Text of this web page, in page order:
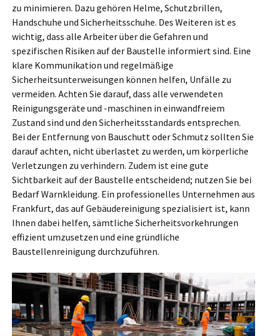
zu minimieren. Dazu gehören Helme, Schutzbrillen,
Handschuhe und Sicherheitsschuhe. Des Weiteren ist es
wichtig, dass alle Arbeiter über die Gefahren und
spezifischen Risiken auf der Baustelle informiert sind. Eine
klare Kommunikation und regelmäßige
Sicherheitsunterweisungen können helfen, Unfälle zu
vermeiden. Achten Sie darauf, dass alle verwendeten
Reinigungsgeräte und -maschinen in einwandfreiem
Zustand sind und den Sicherheitsstandards entsprechen.
Bei der Entfernung von Bauschutt oder Schmutz sollten Sie
darauf achten, nicht überlastet zu werden, um körperliche
Verletzungen zu verhindern. Zudem ist eine gute
Sichtbarkeit auf der Baustelle entscheidend; nutzen Sie bei
Bedarf Warnkleidung. Ein professionelles Unternehmen aus
Frankfurt, das auf Gebäudereinigung spezialisiert ist, kann
Ihnen dabei helfen, sämtliche Sicherheitsvorkehrungen
effizient umzusetzen und eine gründliche
Baustellenreinigung durchzuführen.